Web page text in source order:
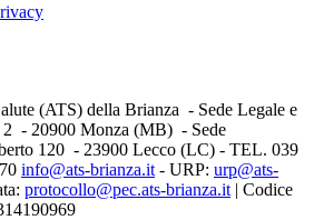
(ATS) della Brianza - Sede Legale e
2 - 20900 Monza (MB) - Sede
120 - 23900 Lecco (LC) - TEL. 039
info@ats-brianza.it - URP: urp@ats-
protocollo@pec.ats-brianza.it | Codice